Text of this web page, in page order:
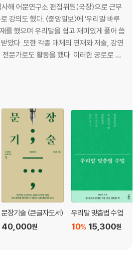
식으로
식으로
난하다
갖게 하라
다
어야 한다
한다
야 한다
사해 어문연구소 편집위원(국장)으로 근무
강의도 했다. 〈중앙일보〉에 ‘우리말 바루
를 했으며 우리말을 쉽고 재미있게 풀어 씀
았다. 또한 각종 매체의 연재와 저술, 강연
문가로도 활동을 했다. 이러한 공로로 문
대상’을 2회 수상했으며, 2022년 한글날 한
로 표창’을 받기도 했다. 지은 책으로는
《
문장기술 (큰글자도서)
40,000원
우리말 맞춤법 수업
15,300원
10%